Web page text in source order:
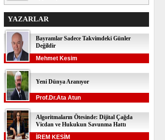
YAZARLAR
Bayramlar Sadece Takvimdeki Günler
Değildir
Mehmet Kesim
Yeni Dünya Aranıyor
Prof.Dr.Ata Atun
Algoritmaların Ötesinde: Dijital Çağda
Vicdan ve Hukukun Savunma Hattı
İREM KESİM